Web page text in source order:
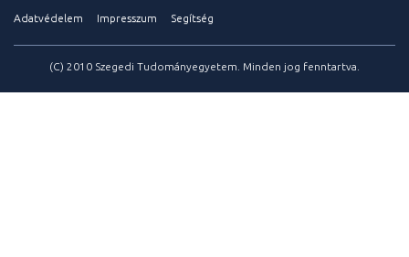
Adatvédelem Impresszum Segítség
(C) 2010 Szegedi Tudományegyetem. Minden jog fenntartva.